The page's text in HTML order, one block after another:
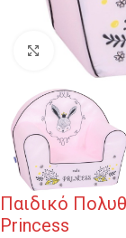
Κλικ για
Παιδικό
Princess